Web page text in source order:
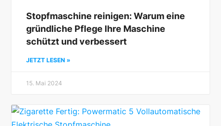
Stopfmaschine reinigen: Warum eine
gründliche Pflege Ihre Maschine
schützt und verbessert
JETZT LESEN »
15. Mai 2024